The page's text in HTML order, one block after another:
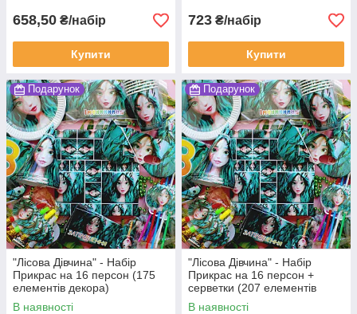
658,50 ₴/набір
Купити
723 ₴/набір
Купити
Подарунок
"Лісова Дівчина" - Набір
Прикрас на 16 персон (175
елементів декора)
В наявності
Подарунок
"Лісова Дівчина" - Набір
Прикрас на 16 персон +
серветки (207 елементів
декора)
В наявності